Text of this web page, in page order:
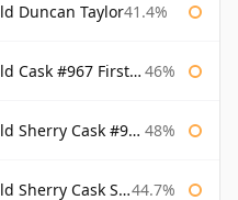
Duncan Taylor41.4%
#967 First Cask 46%
Signatory Wooden Box 48%
Cask Signatory 44.7%